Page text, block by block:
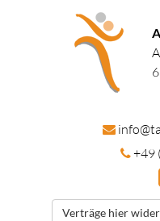
in
+49
Verträge hier